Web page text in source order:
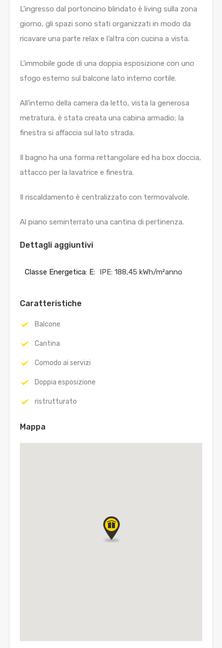
L’ingresso dal portoncino blindato è living sulla zona
giorno, gli spazi sono stati organizzati in modo da
ricavare una parte relax e l’altra con cucina a vista.
L’immobile gode di una doppia esposizione con uno
sfogo esterno sul balcone lato interno cortile.
All’interno della camera da letto, vista la generosa
metratura, è stata creata una cabina armadio; la
finestra si affaccia sul lato strada.
Il bagno ha una forma rettangolare ed ha box doccia,
attacco per la lavatrice e finestra.
Il riscaldamento è centralizzato con termovalvole.
Al piano seminterrato una cantina di pertinenza.
Dettagli aggiuntivi
Classe Energetica: E: IPE: 188,45 kWh/m²anno
Caratteristiche
Balcone
Cantina
Comodo ai servizi
Doppia esposizione
ristrutturato
Mappa